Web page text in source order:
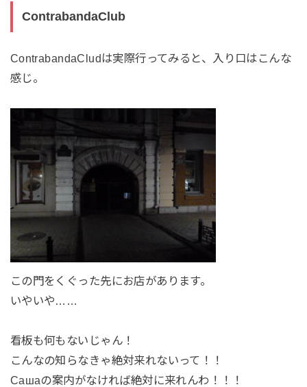
ContrabandaClub
ContrabandaCludは実際行ってみると、入り口はこんな
感じ。
この門をくぐった先にお店があります。
いやいや……
看板も何もないじゃん！
こんなの知らなきゃ絶対来れないって！！
Сашаの案内がなければ絶対に来れんわ！！！